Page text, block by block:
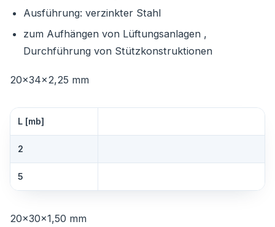
Ausführung: verzinkter Stahl
zum Aufhängen von Lüftungsanlagen ,
Durchführung von Stützkonstruktionen
20×34×2,25 mm
L [mb]
2
5
20×30×1,50 mm